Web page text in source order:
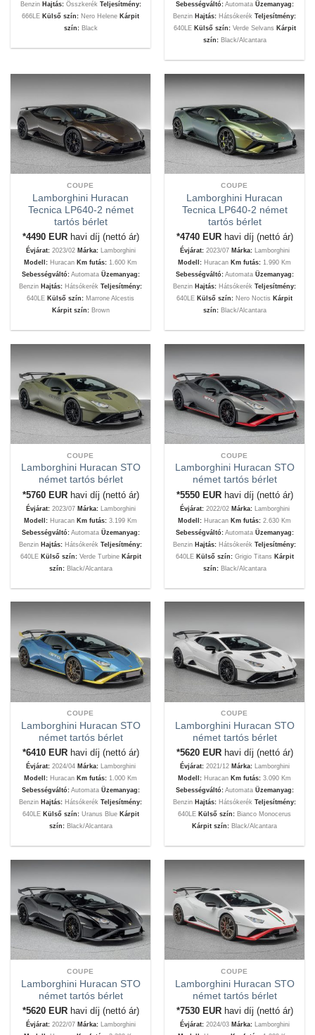
Benzin Hajtás:Összkerék Teljesítmény:
666LE Külső szín: Nero Helene Kárpit
szín:Black
Sebességváltó:Automata Üzemanyag:
Benzin Hajtás: Hátsókerék Teljesítmény:
640LE Külső szín: Verde Selvans Kárpit
szín:Black/Alcantara
COUPE
Lamborghini Huracan
Tecnica LP640-2 német
tartós bérlet
*4490 EUR havi díj (nettó ár)
Évjárat:2023/02 Márka:Lamborghini
Modell: Huracan Km futás: 1.600 Km
Sebességváltó:Automata Üzemanyag:
Benzin Hajtás: Hátsókerék Teljesítmény:
640LE Külső szín: Marrone Alcestis
Kárpit szín:Brown
COUPE
Lamborghini Huracan
Tecnica LP640-2 német
tartós bérlet
*4740 EUR havi díj (nettó ár)
Évjárat:2023/07 Márka:Lamborghini
Modell: Huracan Km futás: 1.990 Km
Sebességváltó:Automata Üzemanyag:
Benzin Hajtás: Hátsókerék Teljesítmény:
640LE Külső szín: Nero Noctis Kárpit
szín:Black/Alcantara
COUPE
Lamborghini Huracan STO
német tartós bérlet
*5760 EUR havi díj (nettó ár)
Évjárat:2023/07 Márka:Lamborghini
Modell: Huracan Km futás: 3.199 Km
Sebességváltó:Automata Üzemanyag:
Benzin Hajtás: Hátsókerék Teljesítmény:
640LE Külső szín: Verde Turbine Kárpit
szín:Black/Alcantara
COUPE
Lamborghini Huracan STO
német tartós bérlet
*5550 EUR havi díj (nettó ár)
Évjárat:2022/02 Márka:Lamborghini
Modell: Huracan Km futás: 2.630 Km
Sebességváltó:Automata Üzemanyag:
Benzin Hajtás: Hátsókerék Teljesítmény:
640LE Külső szín: Grigio Titans Kárpit
szín:Black/Alcantara
COUPE
Lamborghini Huracan STO
német tartós bérlet
*6410 EUR havi díj (nettó ár)
Évjárat:2024/04 Márka:Lamborghini
Modell: Huracan Km futás: 1.000 Km
Sebességváltó:Automata Üzemanyag:
Benzin Hajtás: Hátsókerék Teljesítmény:
640LE Külső szín: Uranus Blue Kárpit
szín:Black/Alcantara
COUPE
Lamborghini Huracan STO
német tartós bérlet
*5620 EUR havi díj (nettó ár)
Évjárat:2021/12 Márka:Lamborghini
Modell: Huracan Km futás: 3.090 Km
Sebességváltó:Automata Üzemanyag:
Benzin Hajtás: Hátsókerék Teljesítmény:
640LE Külső szín: Bianco Monocerus
Kárpit szín: Black/Alcantara
COUPE
Lamborghini Huracan STO
német tartós bérlet
*5620 EUR havi díj (nettó ár)
Évjárat:2022/07 Márka:Lamborghini
COUPE
Lamborghini Huracan STO
német tartós bérlet
*7530 EUR havi díj (nettó ár)
Évjárat:2024/03 Márka:Lamborghini